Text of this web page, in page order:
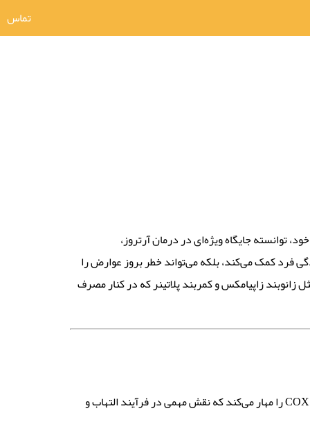
تماس
توانسته جایگاه ویژه‌ای در درمان آرتروز،
فرد کمک می‌کند، بلکه می‌تواند خطر بروز عوارض را
زاپیامکس و کمربند پلاتینر که در کنار مصرف
یک داروی ضدالتهاب غیراستروئیدی (NSAID) است. برخلاف برخی از NSAIDها، سلکوکسیب به‌طور اختصاصی آنزیم COX-2 را مهار می‌کند که نقش مهمی در فرآیند التهاب و